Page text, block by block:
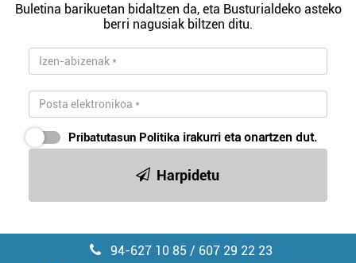
Buletina barikuetan bidaltzen da, eta Busturialdeko asteko
berri nagusiak biltzen ditu.
Pribatutasun Politika irakurri eta onartzen dut.
Harpidetu
94-627 10 85 / 607 29 22 23